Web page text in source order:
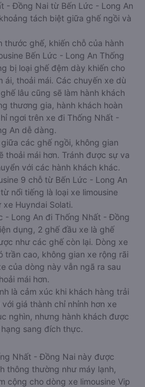
- Đồng Nai từ Bến Lức - Long An
tách biệt giữa ghế ngồi và
thước ghế, khiến chỗ của hành
Bến Lức - Long An Thống
bị loại ghế đệm dày khiến cho
ái, thoải mái. Các chuyến xe dù
lâu cũng sẽ làm hành khách
thương gia, hành khách hoàn
ngơi trên xe đi Thống Nhất -
An dễ dàng.
các ghế ngồi, không gian
thoải mái hơn. Tránh được sự va
với các hành khách khác.
9 chỗ từ Bến Lức - Long An
nổi tiếng là loại xe limousine
Huyndai Solati.
- Long An đi Thống Nhất - Đồng
dụng, 2 ghế đầu xe là ghế
như các ghế còn lại. Dòng xe
trần cao, không gian xe rộng rãi
của dòng này vẫn ngã ra sau
mái hơn.
là cảm xúc khi khách hàng trải
giá thành chỉ nhỉnh hơn xe
nghìn, nhưng hành khách được
sang đích thực.
Nhất - Đồng Nai này được
thông thường như máy lạnh,
cộng cho dòng xe limousine Vip